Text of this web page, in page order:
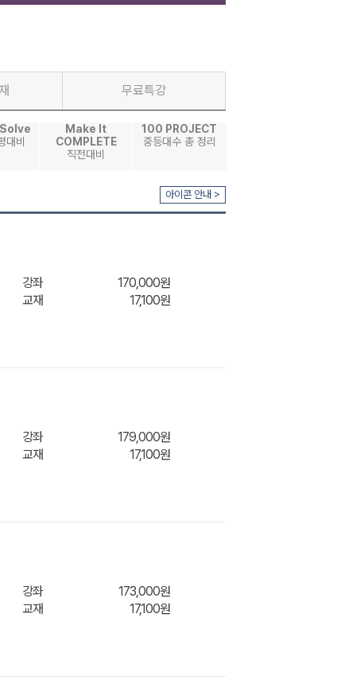
무료특강
대비
Make It
COMPLETE
직전대비
100 PROJECT
중등대수 총 정리
아이콘 안내 >
강좌
170,000원
교재
17,100원
강좌
179,000원
교재
17,100원
강좌
173,000원
교재
17,100원